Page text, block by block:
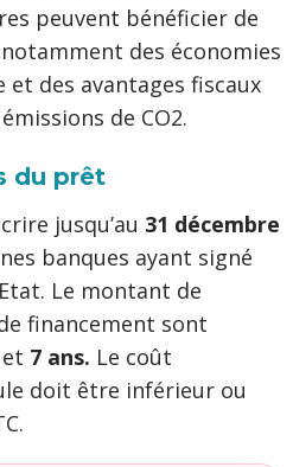
peuvent bénéficier de
des économies
et des avantages fiscaux
de CO2.
du prêt
jusqu’au 31 décembre
banques ayant signé
Le montant de
financement sont
et 7 ans. Le coût
doit être inférieur ou